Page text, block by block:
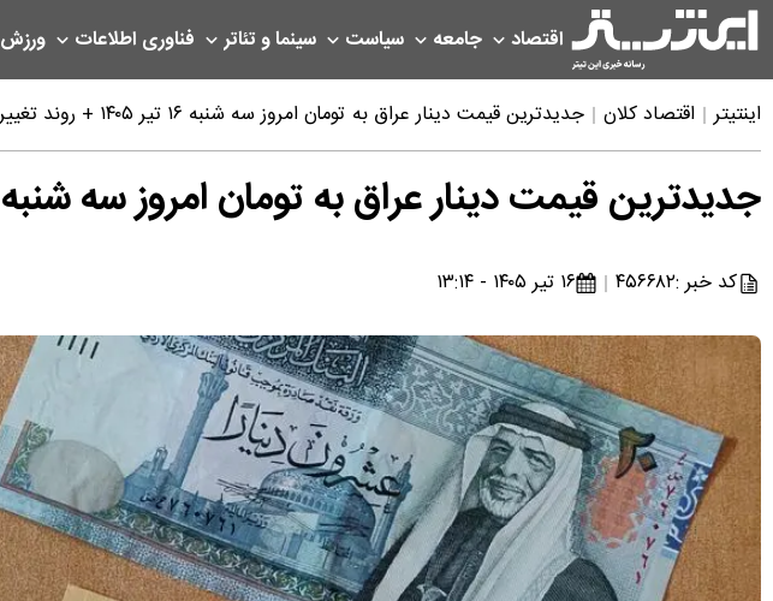
اقتصاد جامعه سیاست سینما و تئاتر فناوری اطلاعات ورزش
اینتیتر اقتصاد کلان جدیدترین قیمت دینار عراق به تومان امروز سه شنبه ۱۶ تیر ۱۴۰۵ + روند تغییرات قیمت دینار
جدیدترین قیمت دینار عراق به تومان امروز سه شنبه ۱۶ تیر ۱۴۰۵ + روند تغییرات قیمت دینار
کد خبر :۴۵۶۶۸۲ ۱۶ تیر ۱۴۰۵ - ۱۳:۱۴